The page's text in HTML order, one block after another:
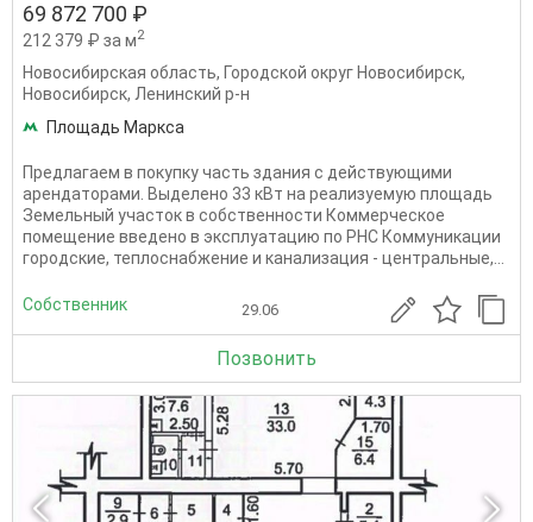
69 872 700 ₽
212 379 ₽ за м2
Новосибирская область, Городской округ Новосибирск,
Новосибирск, Ленинский р-н
Площадь Маркса
Предлагаем в покупку часть здания с действующими
арендаторами. Выделено 33 кВт на реализуемую площадь
Земельный участок в собственности Коммерческое
помещение введено в эксплуатацию по РНС Коммуникации
городские, теплоснабжение и канализация - центральные,...
Собственник 29.06
Позвонить